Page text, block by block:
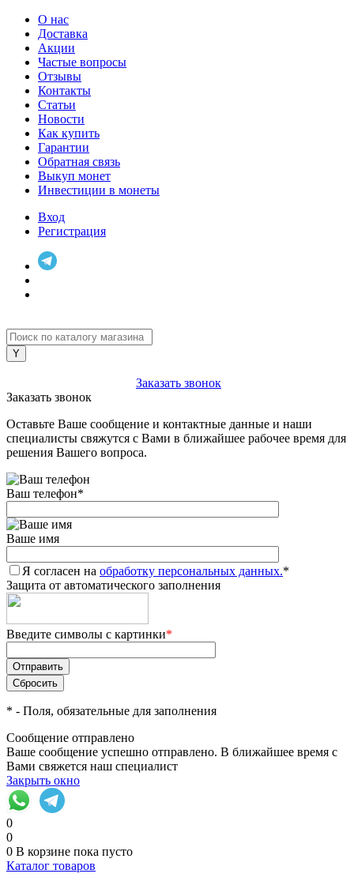
О нас
Доставка
Акции
Частые вопросы
Отзывы
Контакты
Статьи
Новости
Как купить
Гарантии
Обратная связь
Выкуп монет
Инвестиции в монеты
Вход
Регистрация
Заказать звонок
Заказать звонок
Оставьте Ваше сообщение и контактные данные и наши
специалисты свяжутся с Вами в ближайшее рабочее время для
решения Вашего вопроса.
Ваш телефон*
Ваше имя
Я согласен на обработку персональных данных.*
Защита от автоматического заполнения
Введите символы с картинки*
* - Поля, обязательные для заполнения
Сообщение отправлено
Ваше сообщение успешно отправлено. В ближайшее время с
Вами свяжется наш специалист
Закрыть окно
0
0
0 В корзине пока пусто
Каталог товаров